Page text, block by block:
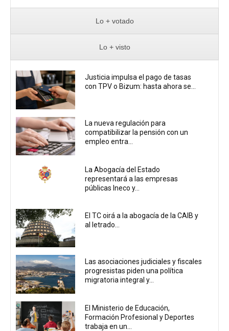
Lo + votado
Lo + visto
Justicia impulsa el pago de tasas
con TPV o Bizum: hasta ahora se...
La nueva regulación para
compatibilizar la pensión con un
empleo entra...
La Abogacía del Estado
representará a las empresas
públicas Ineco y...
El TC oirá a la abogacía de la CAIB y
al letrado...
Las asociaciones judiciales y fiscales
progresistas piden una política
migratoria integral y...
El Ministerio de Educación,
Formación Profesional y Deportes
trabaja en un...